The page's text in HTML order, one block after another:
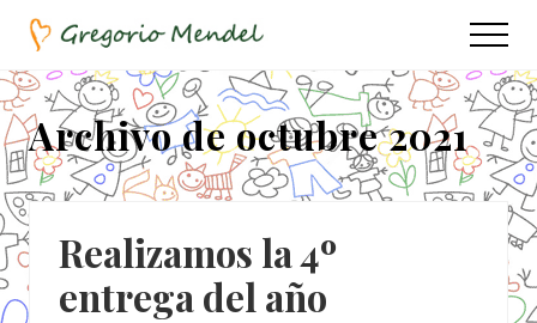
Menu
Saltar
contenido
principal
Saltar
la
barra
lateral
principal
Asociación
Civil
Menu
Archivo de octubre 2021
Realizamos la 4º
entrega del año